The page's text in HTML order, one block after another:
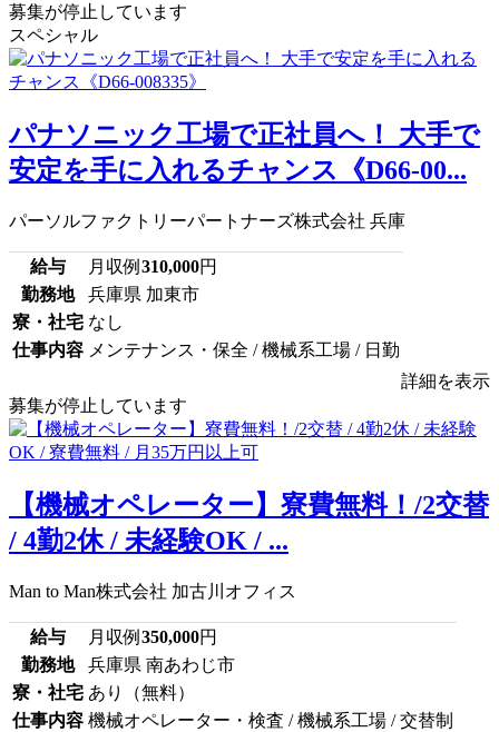
募集が停止しています
スペシャル
パナソニック工場で正社員へ！ 大手で
安定を手に入れるチャンス《D66-00...
パーソルファクトリーパートナーズ株式会社 兵庫
給与 月収例 310,000円
勤務地
兵庫県 加東市
寮・社宅 なし
仕事内容 メンテナンス・保全 / 機械系工場 / 日勤
詳細を表示
募集が停止しています
【機械オペレーター】寮費無料！/2交替
/ 4勤2休 / 未経験OK / ...
Man to Man株式会社 加古川オフィス
給与 月収例 350,000円
勤務地
兵庫県 南あわじ市
寮・社宅 あり（無料）
仕事内容 機械オペレーター・検査 / 機械系工場 / 交替制